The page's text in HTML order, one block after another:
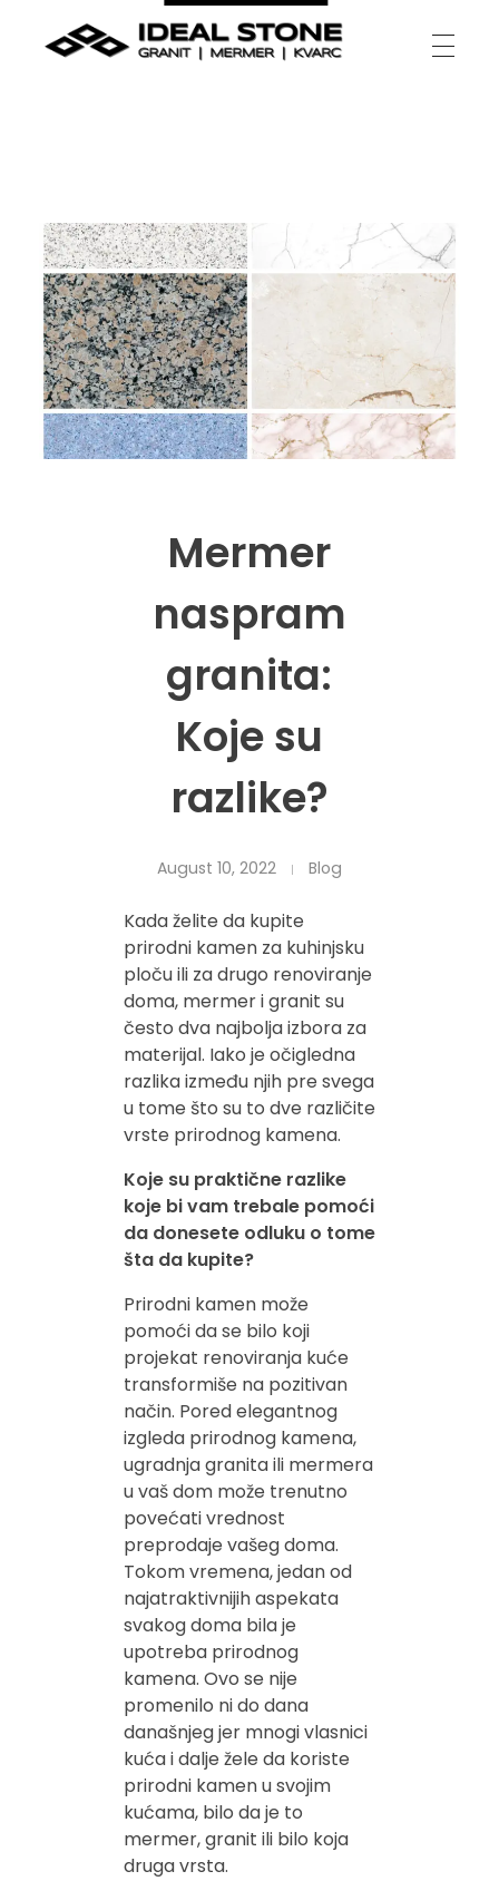
Mermer
naspram
granita:
Koje su
razlike?
August 10, 2022 Blog
Kada želite da kupite
prirodni kamen za kuhinjsku
ploču ili za drugo renoviranje
doma, mermer i granit su
često dva najbolja izbora za
materijal. Iako je očigledna
razlika između njih pre svega
u tome što su to dve različite
vrste prirodnog kamena.
Koje su praktične razlike
koje bi vam trebale pomoći
da donesete odluku o tome
šta da kupite?
Prirodni kamen može
pomoći da se bilo koji
projekat renoviranja kuće
transformiše na pozitivan
način. Pored elegantnog
izgleda prirodnog kamena,
ugradnja granita ili mermera
u vaš dom može trenutno
povećati vrednost
preprodaje vašeg doma.
Tokom vremena, jedan od
najatraktivnijih aspekata
svakog doma bila je
upotreba prirodnog
kamena. Ovo se nije
promenilo ni do dana
današnjeg jer mnogi vlasnici
kuća i dalje žele da koriste
prirodni kamen u svojim
kućama, bilo da je to
mermer, granit ili bilo koja
druga vrsta.